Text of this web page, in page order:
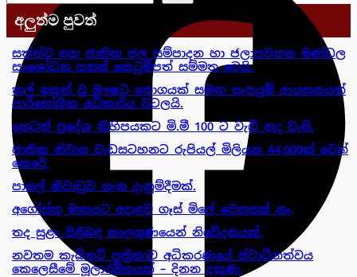
අලුත්ම පුවත්
සත්ත්ව සහ ජාතික ජල සම්පාදන හා ජලාපවහන මණ්ඩල
සංශෝධන පනත් කෙටුම්පත් සම්මත වෙයි.
කල් ඉකුත් වූ ඖෂධ තොගයක් සමඟ සැපයුම් ආයතනයක්
පාරිභෝගික අධිකාරිය වටලයි.
හෙටත් ප්‍රදේශ කිහිපයකට මි.මී 100 ට වැඩි තද වැසි.
ජාතික නිවාස වැඩසටහනට රුපියල් මිලියන 44,000ක් වෙන්
කෙරේ.
පාසල් නිවාඩුව ගැන දැනුම්දීමක්.
අගෝස්තු මාසයට අදාළව ගෑස් මිලේ වෙනසක් නෑ.
තද සුළං පිළිබඳ කාලගුණයෙන් නිවේදනයක්.
නවතම කැබිනට් පත්‍රිකාව අධිකරණයේ ස්වාධීනත්වය
කෙලෙසීමේ මූලාරම්භයක් – දිනන දකුණ.